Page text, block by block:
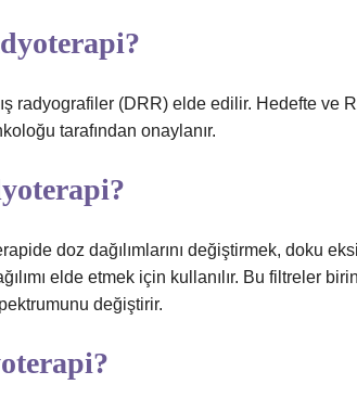
radyografiler (DRR) elde edilir. Hedefte ve
tarafından onaylanır.
doz dağılımlarını değiştirmek, doku
elde etmek için kullanılır. Bu filtreler
değiştirir.